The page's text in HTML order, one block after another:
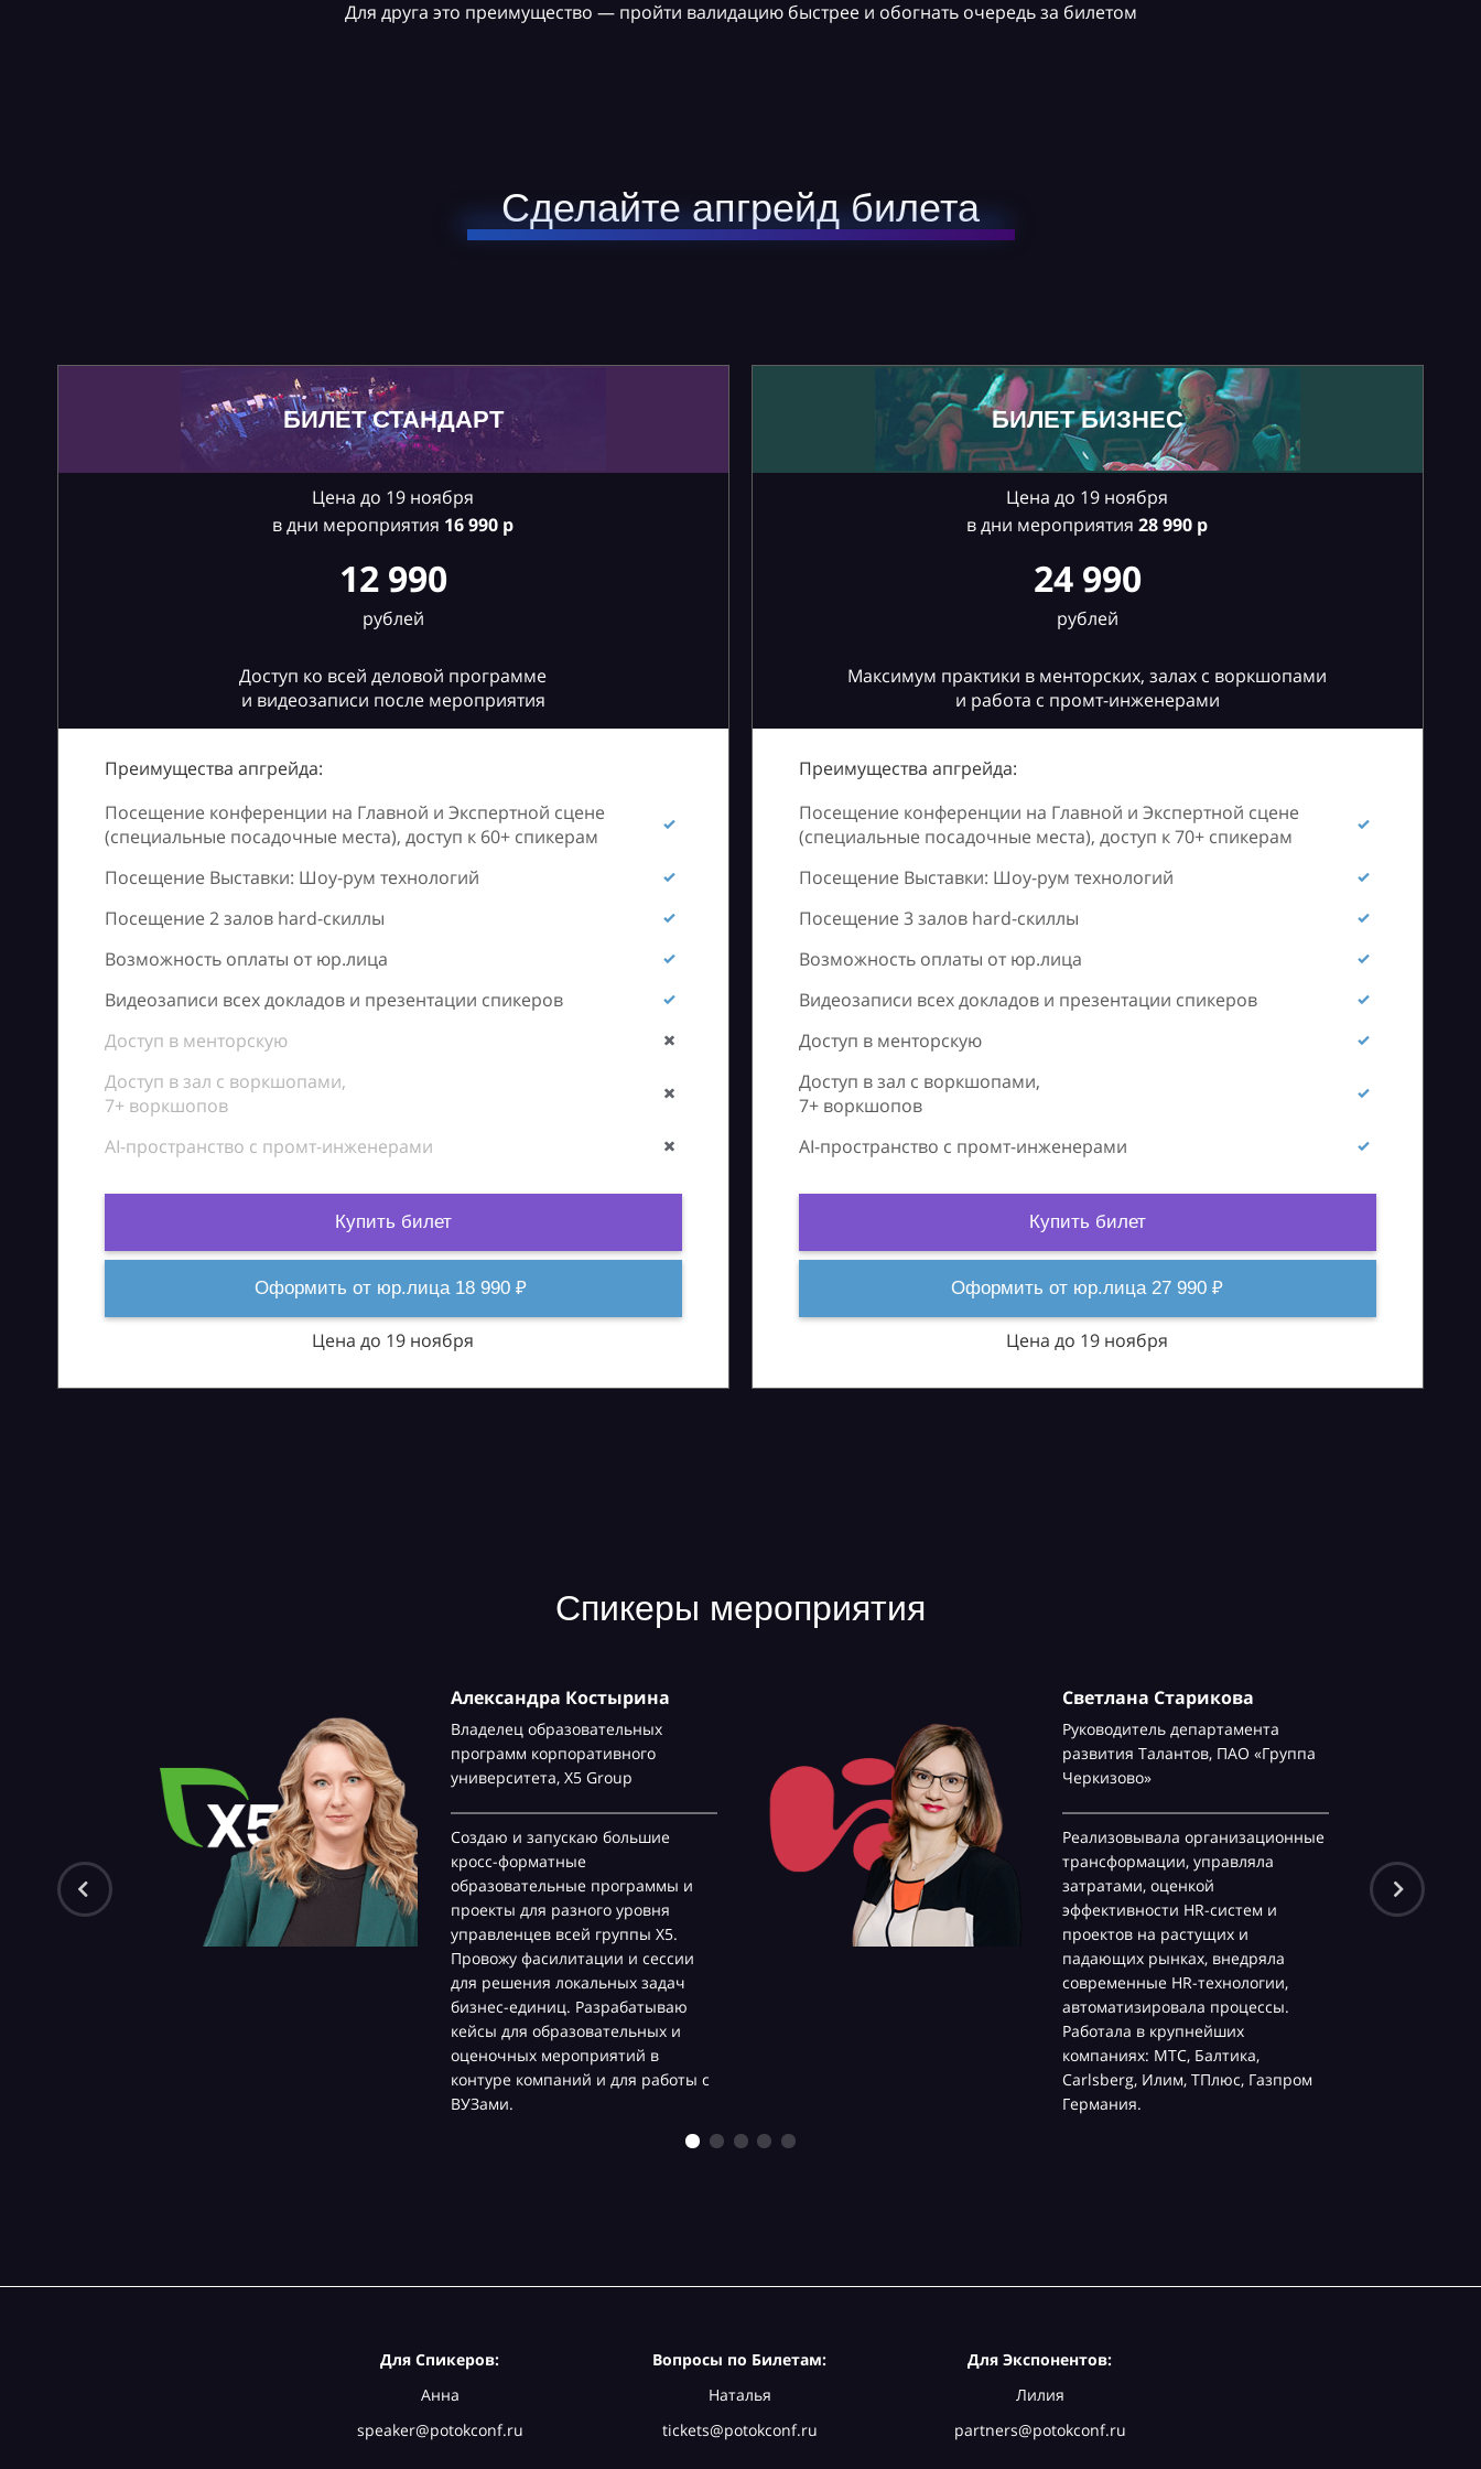
Для друга это преимущество — пройти валидацию быстрее и обогнать очередь за билетом
Сделайте апгрейд билета
БИЛЕТ СТАНДАРТ
Цена до 19 ноября
в дни мероприятия 16990 р
12 990
рублей
Доступ ко всей деловой программе
и видеозаписи после мероприятия
Преимущества апгрейда:
Посещение конференции на Главной и Экспертной сцене
(специальные посадочные места), доступ к 60+ спикерам
Посещение Выставки: Шоу-рум технологий
Посещение 2 залов hard-скиллы
Возможность оплаты от юр.лица
Видеозаписи всех докладов и презентации спикеров
Доступ в менторскую
Доступ в зал с воркшопами,
7+ воркшопов
AI-пространство с промт-инженерами
Купить билет
Оформить от юр.лица 18 990 ₽
Цена до 19 ноября
БИЛЕТ БИЗНЕС
Цена до 19 ноября
в дни мероприятия 28990 р
24 990
рублей
Максимум практики в менторских, залах с воркшопами
и работа с промт-инженерами
Преимущества апгрейда:
Посещение конференции на Главной и Экспертной сцене
(специальные посадочные места), доступ к 70+ спикерам
Посещение Выставки: Шоу-рум технологий
Посещение 3 залов hard-скиллы
Возможность оплаты от юр.лица
Видеозаписи всех докладов и презентации спикеров
Доступ в менторскую
Доступ в зал с воркшопами,
7+ воркшопов
AI-пространство с промт-инженерами
Купить билет
Оформить от юр.лица 27 990 ₽
Цена до 19 ноября
Спикеры мероприятия
Александра Костырина
Владелец образовательных
программ корпоративного
университета, Х5 Group
Создаю и запускаю большие
кросс-форматные
образовательные программы и
проекты для разного уровня
управленцев всей группы Х5.
Провожу фасилитации и сессии
для решения локальных задач
бизнес-единиц. Разрабатываю
кейсы для образовательных и
оценочных мероприятий в
контуре компаний и для работы с
ВУЗами.
Светлана Старикова
Руководитель департамента
развития Талантов, ПАО «Группа
Черкизово»
Реализовывала организационные
трансформации, управляла
затратами, оценкой
эффективности HR-систем и
проектов на растущих и
падающих рынках, внедряла
современные HR-технологии,
автоматизировала процессы.
Работала в крупнейших
компаниях: МТС, Балтика,
Carlsberg, Илим, ТПлюс, Газпром
Германия.
Для Спикеров:
Анна
speaker@potokconf.ru
Вопросы по Билетам:
Наталья
tickets@potokconf.ru
Для Экспонентов:
Лилия
partners@potokconf.ru